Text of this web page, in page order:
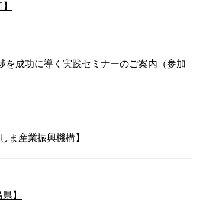
成功に導く実践セミナーのご案内（参加
ま産業振興機構】
】